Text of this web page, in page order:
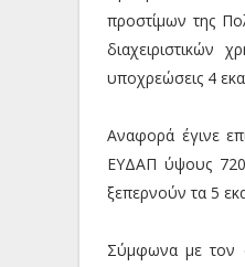
προστίμων της
υποχρεώσεις 4
Αναφορά έγινε
ΕΥΔΑΠ ύψους
ξεπερνούν τα 5
Σύμφωνα με τον